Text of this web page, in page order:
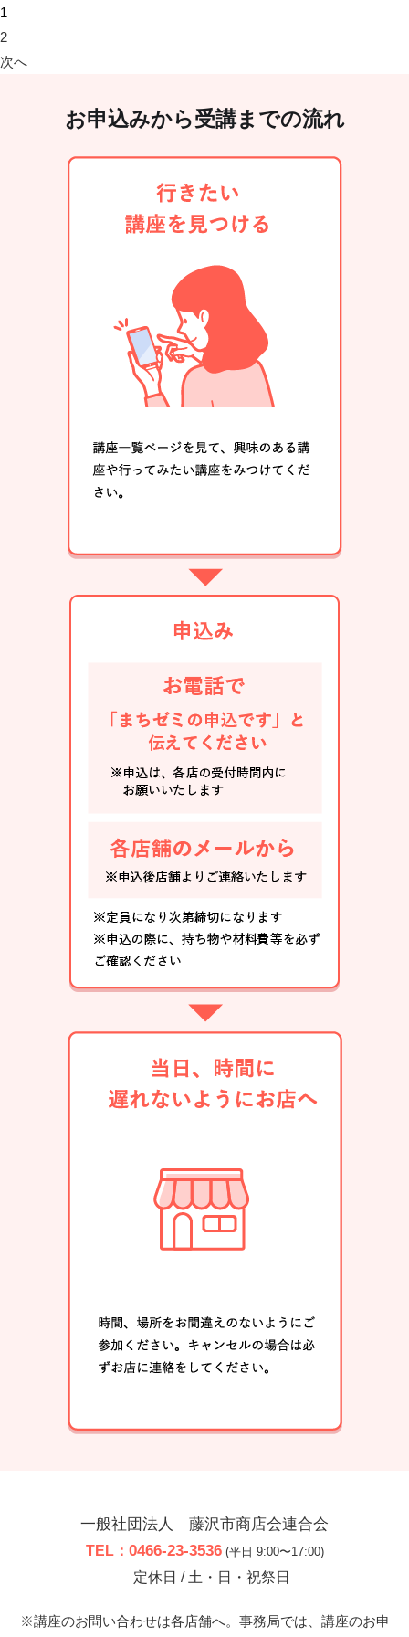
1
2
次へ
お申込みから受講までの流れ
一般社団法人 藤沢市商店会連合会
TEL： 0466-23-3536(平日 9:00〜17:00)
定休日 / 土・日・祝祭日
※講座のお問い合わせは各店舗へ。事務局では、講座のお申